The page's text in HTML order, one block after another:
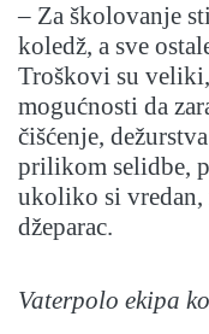
– Za školovanje
koledž, a sve
Troškovi su
mogućnosti da
čišćenje,
prilikom selidbe,
ukoliko si vredan,
džeparac.
Vaterpolo ekipa